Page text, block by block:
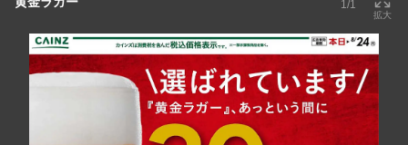
1/1
拡大